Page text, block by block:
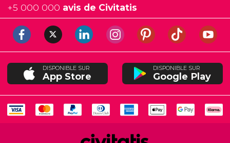
+5 000 000 avis de Civitatis
DISPONIBLE SUR
App Store
DISPONIBLE SUR
Google Play